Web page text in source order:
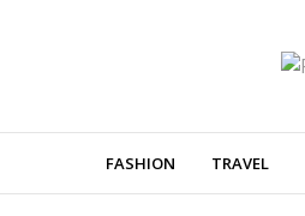
FASHION TRAVEL